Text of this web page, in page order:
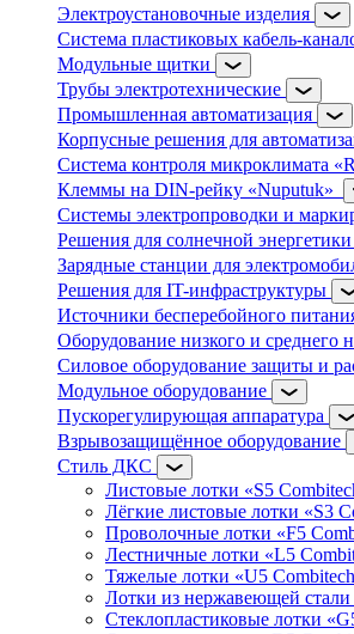
Электроустановочные изделия
Система пластиковых кабель-
Модульные щитки
Трубы электротехнические
Промышленная автоматизация
Корпусные решения для
Система контроля микроклимата
Клеммы на DIN-рейку «Nuputuk»
Системы электропроводки и
Решения для солнечной энергетики
Зарядные станции для
Решения для IT-инфраструктуры
Источники бесперебойного
Оборудование низкого и среднего
Силовое оборудование защиты и
Модульное оборудование
Пускорегулирующая аппаратура
Взрывозащищённое оборудование
Стиль ДКС
Листовые лотки «S5
Лёгкие листовые лотки «S3
Проволочные лотки «F5
Лестничные лотки «L5
Тяжелые лотки «U5
Лотки из нержавеющей стали
Стеклопластиковые лотки